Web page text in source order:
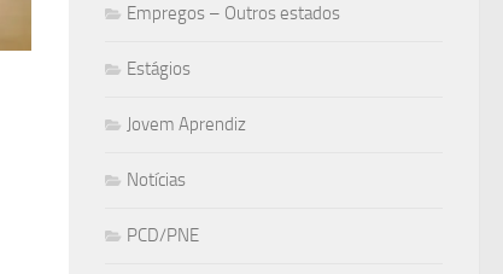
Empregos – Outros estados
Estágios
Jovem Aprendiz
Notícias
PCD/PNE